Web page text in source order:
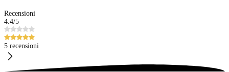
Recensioni
4.4/5
5 recensioni